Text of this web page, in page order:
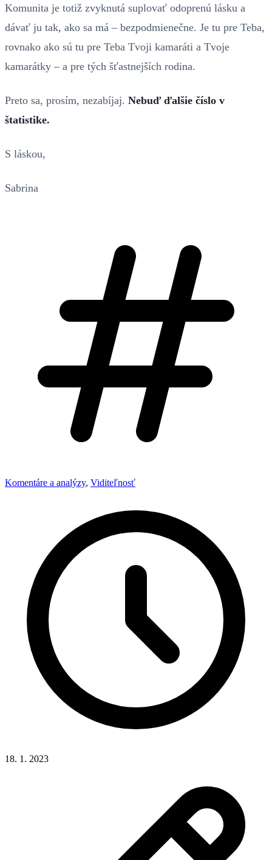
Komunita je totiž zvyknutá suplovať odoprenú lásku a
dávať ju tak, ako sa má – bezpodmienečne. Je tu pre Teba,
rovnako ako sú tu pre Teba Tvoji kamaráti a Tvoje
kamarátky – a pre tých šťastnejších rodina.
Preto sa, prosím, nezabíjaj. Nebuď ďalšie číslo v
štatistike.
S láskou,
Sabrina
Komentáre a analýzy, Viditeľnosť
18. 1. 2023